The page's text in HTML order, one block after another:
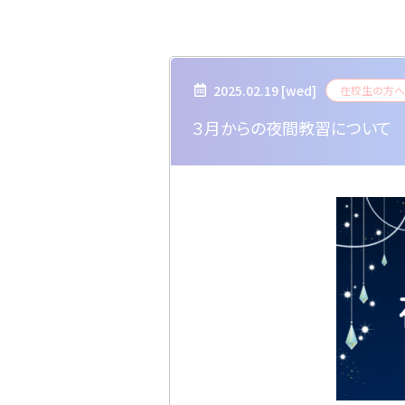
2025.02.19 [wed] 在校生の方へ
３月からの夜間教習について